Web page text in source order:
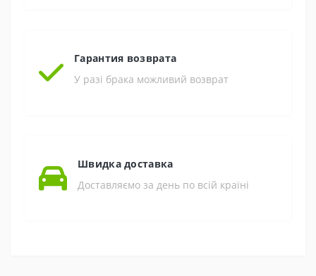
Гарантия возврата
У разі брака можливий возврат
Швидка доставка
Доставляємо за день по всій країні